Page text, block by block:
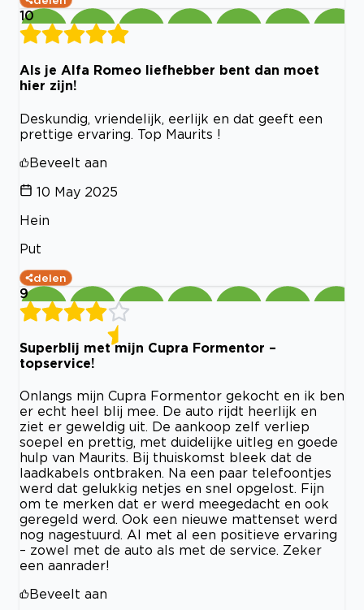
10
Als je Alfa Romeo liefhebber bent dan moet
hier zijn!
Deskundig, vriendelijk, eerlijk en dat geeft een
prettige ervaring. Top Maurits !
Beveelt aan
10 May 2025
Hein
Put
delen
9
Superblij met mijn Cupra Formentor –
topservice!
Onlangs mijn Cupra Formentor gekocht en ik ben
er echt heel blij mee. De auto rijdt heerlijk en
ziet er geweldig uit. De aankoop zelf verliep
soepel en prettig, met duidelijke uitleg en goede
hulp van Maurits. Bij thuiskomst bleek dat de
laadkabels ontbraken. Na een paar telefoontjes
werd dat gelukkig netjes en snel opgelost. Fijn
om te merken dat er werd meegedacht en ook
geregeld werd. Ook een nieuwe mattenset werd
nog nagestuurd. Al met al een positieve ervaring
– zowel met de auto als met de service. Zeker
een aanrader!
Beveelt aan